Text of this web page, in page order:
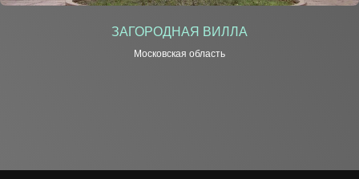
ЗАГОРОДНАЯ ВИЛЛА
Московская область